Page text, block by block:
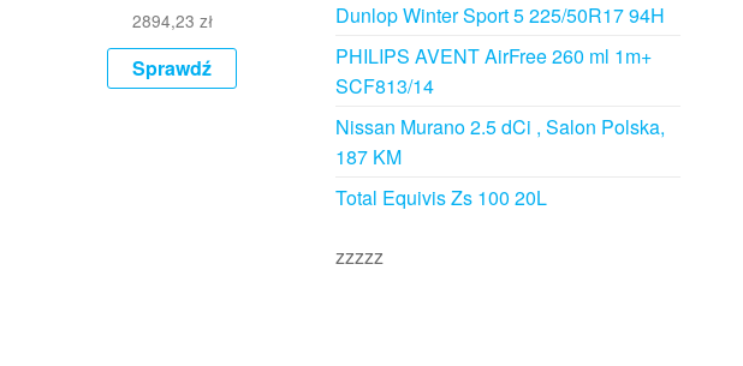
2894,23 zł
Sprawdź
Dunlop Winter Sport 5 225/50R17 94H
PHILIPS AVENT AirFree 260 ml 1m+
SCF813/14
Nissan Murano 2.5 dCi , Salon Polska,
187 KM
Total Equivis Zs 100 20L
zzzzz